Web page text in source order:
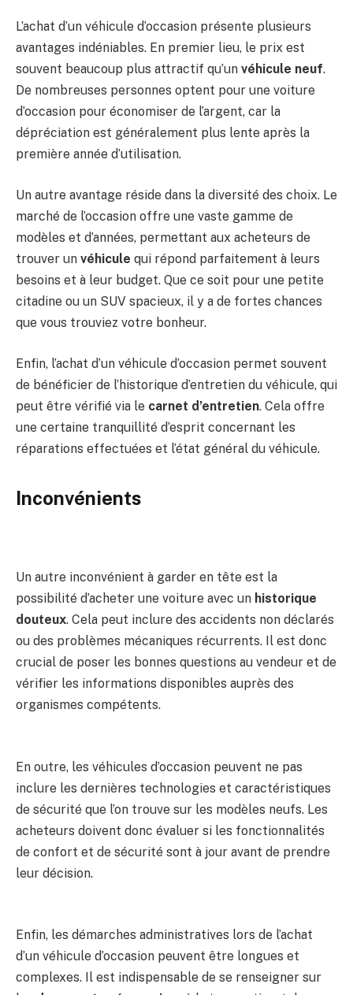
L’achat d’un véhicule d’occasion présente plusieurs
avantages indéniables. En premier lieu, le prix est
souvent beaucoup plus attractif qu’un véhicule neuf.
De nombreuses personnes optent pour une voiture
d’occasion pour économiser de l’argent, car la
dépréciation est généralement plus lente après la
première année d’utilisation.
Un autre avantage réside dans la diversité des choix. Le
marché de l’occasion offre une vaste gamme de
modèles et d’années, permettant aux acheteurs de
trouver un véhicule qui répond parfaitement à leurs
besoins et à leur budget. Que ce soit pour une petite
citadine ou un SUV spacieux, il y a de fortes chances
que vous trouviez votre bonheur.
Enfin, l’achat d’un véhicule d’occasion permet souvent
de bénéficier de l’historique d’entretien du véhicule, qui
peut être vérifié via le carnet d’entretien. Cela offre
une certaine tranquillité d’esprit concernant les
réparations effectuées et l’état général du véhicule.
Inconvénients
Un autre inconvénient à garder en tête est la
possibilité d’acheter une voiture avec un historique
douteux. Cela peut inclure des accidents non déclarés
ou des problèmes mécaniques récurrents. Il est donc
crucial de poser les bonnes questions au vendeur et de
vérifier les informations disponibles auprès des
organismes compétents.
En outre, les véhicules d’occasion peuvent ne pas
inclure les dernières technologies et caractéristiques
de sécurité que l’on trouve sur les modèles neufs. Les
acheteurs doivent donc évaluer si les fonctionnalités
de confort et de sécurité sont à jour avant de prendre
leur décision.
Enfin, les démarches administratives lors de l’achat
d’un véhicule d’occasion peuvent être longues et
complexes. Il est indispensable de se renseigner sur